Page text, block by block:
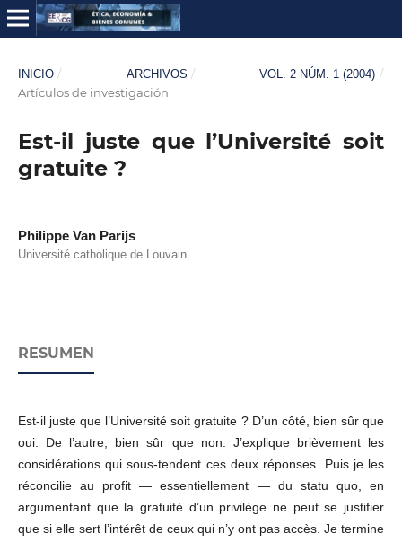
INICIO / ARCHIVOS / VOL. 2 NÚM. 1 (2004) /
Artículos de investigación
Est-il juste que l’Université soit
gratuite ?
Philippe Van Parijs
Université catholique de Louvain
RESUMEN
Est-il juste que l’Université soit gratuite ? D’un côté, bien sûr que
oui. De l’autre, bien sûr que non. J’explique brièvement les
considérations qui sous-tendent ces deux réponses. Puis je les
réconcilie au profit — essentiellement — du statu quo, en
argumentant que la gratuité d’un privilège ne peut se justifier
que si elle sert l’intérêt de ceux qui n’y ont pas accès. Je termine